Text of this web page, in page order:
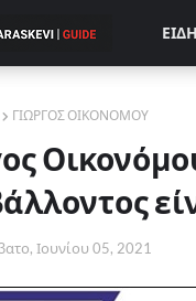
ΓΙΩΡΓΟΣ ΟΙΚΟΝΟΜΟΥ
Ιουνίου 05, 2021